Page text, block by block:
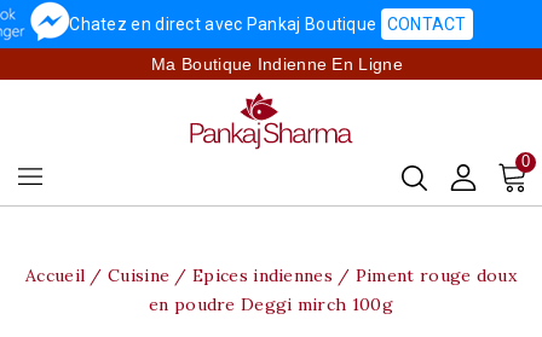
Chatez en direct avec Pankaj Boutique CONTACT
Ma Boutique Indienne En Ligne
0
Accueil Cuisine Epices indiennes
Piment rouge doux
en poudre Deggi mirch 100g